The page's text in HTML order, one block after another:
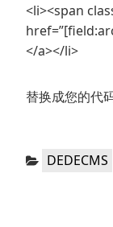
<li><span
</a></li>
替换成您的代
分
DEDECMS